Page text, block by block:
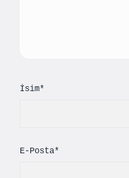
İsim*
E-Posta*